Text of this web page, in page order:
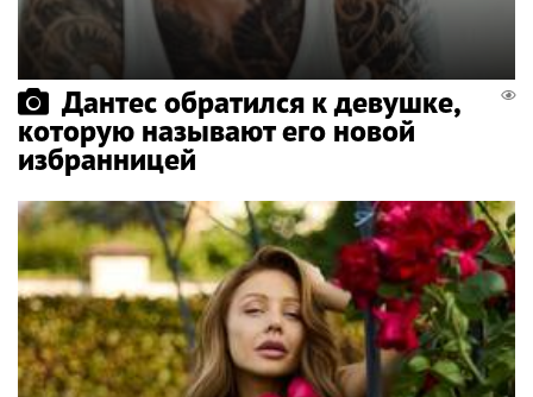
Дантес обратился к девушке,
которую называют его новой
избранницей